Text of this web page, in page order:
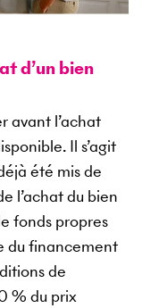
d’un bien
avant l’achat
Il s’agit
été mis de
l’achat du bien
fonds propres
du financement
de
% du prix